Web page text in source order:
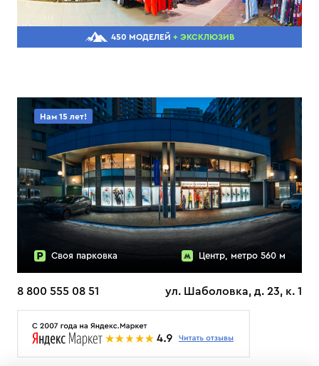
450 МОДЕЛЕЙ + ЭКСКЛЮЗИВ
Нам 15 лет!
Своя парковка Центр, метро 560 м
8 800 555 08 51 ул. Шаболовка, д. 23, к. 1